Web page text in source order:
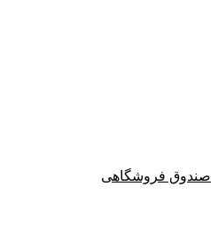
صندوق فروشگاهی